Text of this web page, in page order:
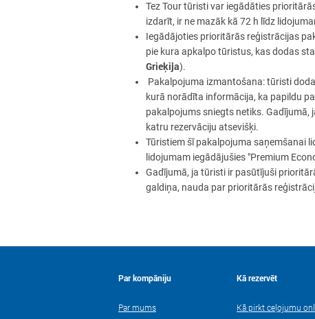
Tez Tour tūristi var iegādāties
izdarīt, ir ne mazāk kā 72 h līdz
Iegādājoties prioritārās reģistrācijas
pie kura apkalpo tūristus, kas dodas
Grieķija).
Pakalpojuma izmantošana: tūristi
kurā norādīta informācija, ka papildu
pakalpojums sniegts netiks. Gadījumā,
katru rezervāciju atsevišķi.
Tūristiem šī pakalpojuma saņemšanai
lidojumam iegādājušies "Premium
Gadījumā, ja tūristi ir pasūtījuši
galdiņa, nauda par prioritārās
Par kompāniju
Par mums
Kā rezervēt
Kā pirkt ceļojumu